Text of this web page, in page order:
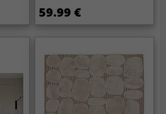
59.99 €